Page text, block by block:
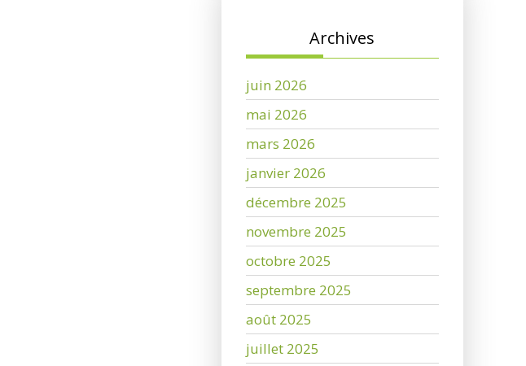
Archives
juin 2026
mai 2026
mars 2026
janvier 2026
décembre 2025
novembre 2025
octobre 2025
septembre 2025
août 2025
juillet 2025